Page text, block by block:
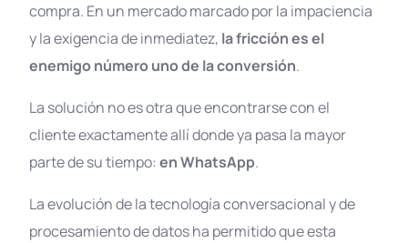
compra. En un mercado marcado por la impaciencia
y la exigencia de inmediatez, la fricción es el
enemigo número uno de la conversión.
La solución no es otra que encontrarse con el
cliente exactamente allí donde ya pasa la mayor
parte de su tiempo:en WhatsApp.
La evolución de la tecnología conversacional y de
procesamiento de datos ha permitido que esta